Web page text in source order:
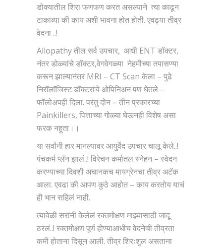
डोक्यातील शिरा फणफण करत असल्याने त्या काढून
टाकाव्या की काय अशी भावना होत होती. एवढ्या तीव्र
वेदना ..!
Allopathy तील सर्व उपचार, आधी ENT डॉक्टर,
नंतर डोळ्यांचे डॉक्टर,वेगवेगळ्या नेहमीच्या तपासण्या
करून झाल्यानंतर MRI – CT Scan केला – पुढे
निरॉलॉजिस्ट डॉक्टरांचे ओपिनिअन पण घेतले –
फॉलोअपही दिला. परंतु दोन – तीन प्रकारच्या
Painkillers, पित्ताच्या गोळ्या घेऊनही विशेष असा
फरक नहूता।।
या सर्वांनी हार मानल्यावर आयुर्वेद उपचार चालू केले..!
पंचकर्म प्लॅन झालं..! विरेचन कर्मातल स्नेहन – स्वेदन
करण्याच्या दिवशी अचानकच मायग्रेनचा तीव्र अटॅक
आला. एवढा की आपण कुठे आहोत – काय करतोय याचं
ही भान राहिलं नाही.
त्यावेळी सरांनी केलेलं रक्तमोक्षण माझ्यासाठी जादू
ठरलं..! रक्तमोक्षण पूर्ण होण्याआधीच वेदनेची तीव्रता
कमी होताना दिसून आली. तीव्र शिरःशुल असताना